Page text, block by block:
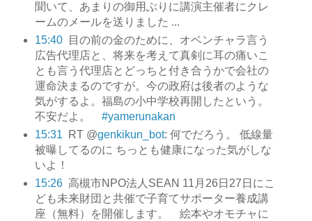
聞いて、あまりの御用ぶりに講演主催者にクレ
ームのメールを送りました ...
15:40
目の前の金のために、オベンチャラ言う
広告代理店と、将来を考えて真剣に耳の痛いこ
とも言う代理店とどっちと付き合うかで会社の
運命決まるのですが。今の政府は後者のような
気がするよ。福島の小中学校再開したという。
不安だよ。 #yamerunakan
15:31
RT @genkikun_bot: 何でだろう。 低線量
被曝してるのに ちっとも健康になった気がしな
いよ！
15:26 高槻市NPO法人SEAN 11月26日27日にこ
ども未来財団と共催で子育てサポーター養成講
座（無料）を開催します。 絵本やオモチャに